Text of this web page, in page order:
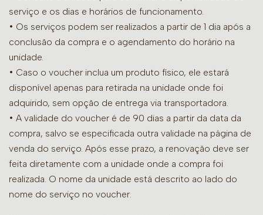
serviço e os dias e horários de funcionamento.
• Os serviços podem ser realizados a partir de 1 dia após a
conclusão da compra e o agendamento do horário na
unidade.
• Caso o voucher inclua um produto físico, ele estará
disponível apenas para retirada na unidade onde foi
adquirido, sem opção de entrega via transportadora.
• A validade do voucher é de 90 dias a partir da data da
compra, salvo se especificada outra validade na página de
venda do serviço. Após esse prazo, a renovação deve ser
feita diretamente com a unidade onde a compra foi
realizada. O nome da unidade está descrito ao lado do
nome do serviço no voucher.